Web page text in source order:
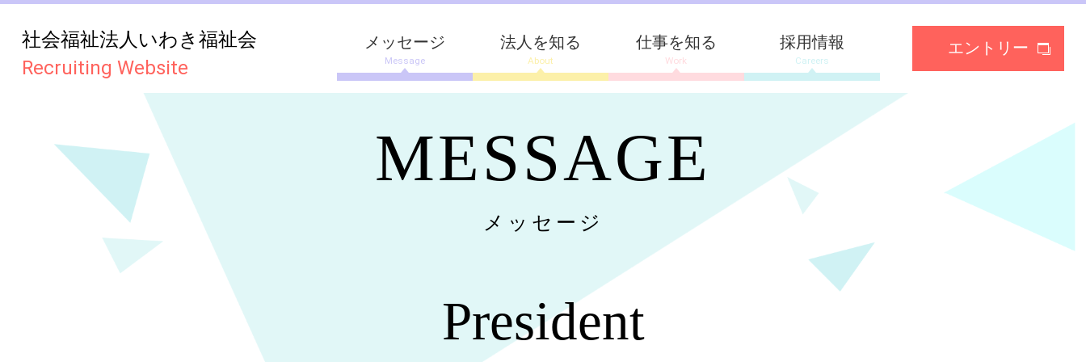
社会福祉法人いわき福祉会
Recruiting Website
メッセージ
Message
法人を知る
About
仕事を知る
Work
採用情報
Careers
エントリー
MESSAGE
メッセージ
President